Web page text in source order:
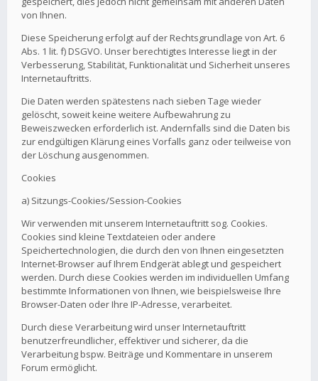
von Ihnen.
Diese Speicherung erfolgt auf der Rechtsgrundlage von Art. 6
Abs. 1 lit. f) DSGVO. Unser berechtigtes Interesse liegt in der
Verbesserung, Stabilität, Funktionalität und Sicherheit unseres
Internetauftritts.
Die Daten werden spätestens nach sieben Tage wieder
gelöscht, soweit keine weitere Aufbewahrung zu
Beweiszwecken erforderlich ist. Andernfalls sind die Daten bis
zur endgültigen Klärung eines Vorfalls ganz oder teilweise von
der Löschung ausgenommen.
Cookies
a) Sitzungs-Cookies/Session-Cookies
Wir verwenden mit unserem Internetauftritt sog. Cookies.
Cookies sind kleine Textdateien oder andere
Speichertechnologien, die durch den von Ihnen eingesetzten
Internet-Browser auf Ihrem Endgerät ablegt und gespeichert
werden. Durch diese Cookies werden im individuellen Umfang
bestimmte Informationen von Ihnen, wie beispielsweise Ihre
Browser-Daten oder Ihre IP-Adresse, verarbeitet.
Durch diese Verarbeitung wird unser Internetauftritt
benutzerfreundlicher, effektiver und sicherer, da die
Verarbeitung bspw. Beiträge und Kommentare in unserem
Forum ermöglicht.